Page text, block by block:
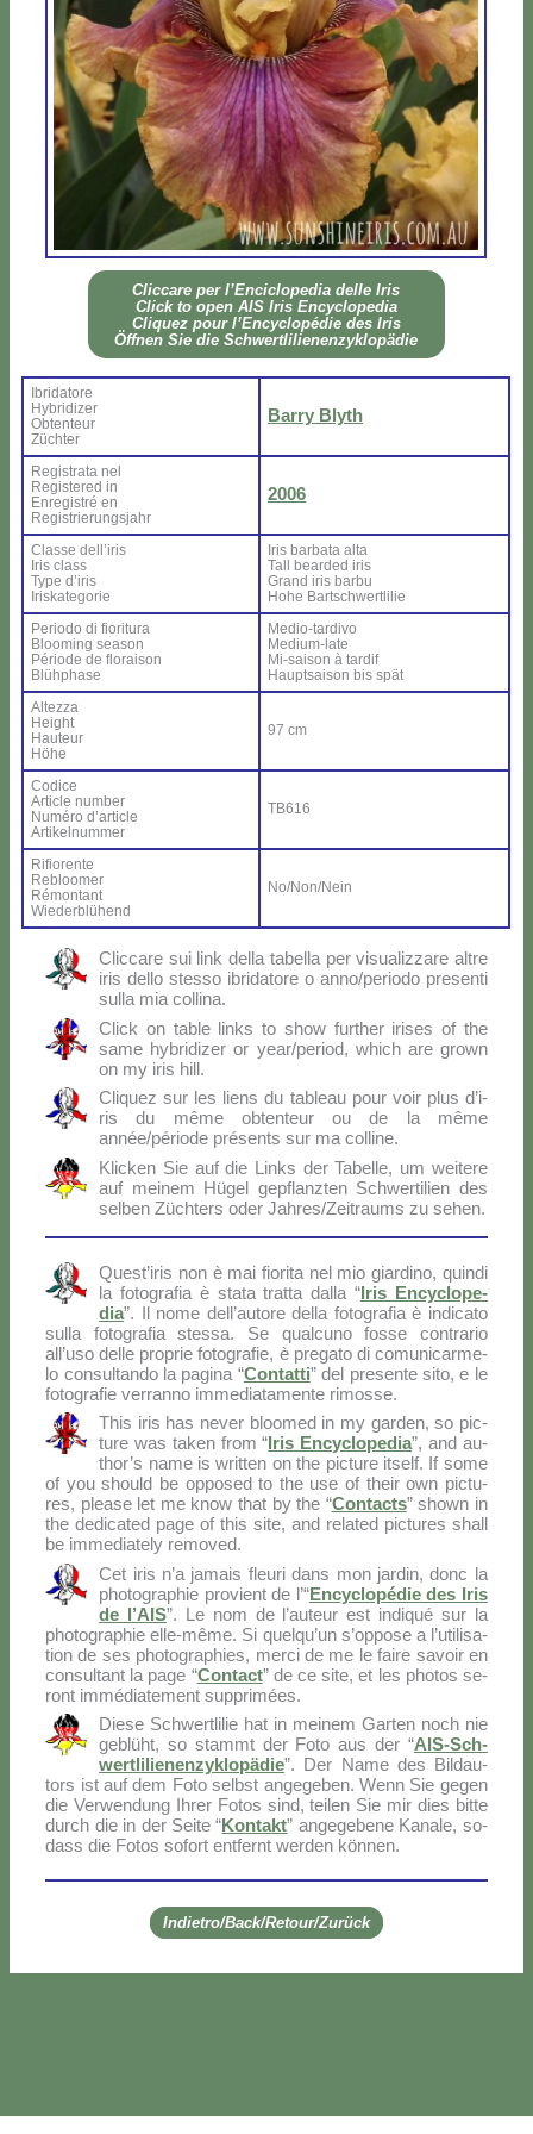
Clic­ca­re per l’En­ci­clo­pe­dia del­le Iris
Click to open AIS Iris En­cy­clo­pe­dia
Cli­quez pour l’En­cy­clo­pé­die des Iris
Öff­nen Sie die Sch­wer­tli­lie­nen­zy­klo­pä­die
Ibri­da­to­re
Hy­bri­di­zer
Ob­ten­teur
Zü­ch­ter
Bar­ry Blyth
Re­gi­stra­ta nel
Re­gi­ste­red in
En­re­gi­stré en
Re­gi­strie­rung­sjahr
2006
Clas­se del­l’i­ris
Iris class
Ty­pe d’i­ris
Iri­ska­te­go­rie
Iris bar­ba­ta al­ta
Tall bear­ded iris
Grand iris bar­bu
Ho­he Bar­ts­ch­wer­tli­lie
Pe­rio­do di fio­ri­tu­ra
Bloo­ming sea­son
Pé­rio­de de flo­rai­son
Blü­h­pha­se
Me­dio-tar­di­vo
Me­dium-la­te
Mi-sai­son à tar­dif
Haup­tsai­son bis spät
Al­tez­za
Height
Hau­teur
Hö­he
97 cm
Co­di­ce
Ar­ti­cle num­ber
Nu­mé­ro d’ar­ti­cle
Ar­ti­kel­num­mer
TB616
Ri­fio­ren­te
Re­bloo­mer
Ré­mon­tant
Wie­der­blü­hend
No/Non/Nein
Clic­ca­re sui link del­la ta­bel­la per vi­sua­liz­za­re al­tre
iris del­lo stes­so ibri­da­to­re o anno/periodo pre­sen­ti
sul­la mia col­li­na.
Click on ta­ble links to show fur­ther iri­ses of the
sa­me hy­bri­di­zer or year/period, which are gro­wn
on my iris hill.
Cli­quez sur les liens du ta­bleau pour voir plus d’i­
ris du mê­me ob­ten­teur ou de la mê­me
année/période pré­sen­ts sur ma col­li­ne.
Klic­ken Sie auf die Links der Ta­bel­le, um wei­te­re
auf mei­nem Hü­gel ge­p­flanz­ten Sch­wer­ti­lien des
sel­ben Zü­ch­ters oder Jahres/Zeitraums zu se­hen.
Que­st’i­ris non è mai fio­ri­ta nel mio giar­di­no, quin­di
la fo­to­gra­fia è sta­ta trat­ta dal­la “Iris En­cy­clo­pe­
dia”. Il no­me dell’autore del­la fo­to­gra­fia è in­di­ca­to
sul­la fo­to­gra­fia stes­sa. Se qual­cu­no fos­se con­tra­rio
all’uso del­le pro­prie fo­to­gra­fie, è pre­ga­to di co­mu­ni­car­me­
lo con­sul­tan­do la pa­gi­na “Con­tat­ti” del pre­sen­te si­to, e le
fo­to­gra­fie ver­ran­no im­me­dia­ta­men­te ri­mos­se.
This iris has ne­ver bloo­med in my gar­den, so pic­
tu­re was ta­ken from “Iris En­cy­clo­pe­dia”, and au­
tho­r’s na­me is writ­ten on the pic­tu­re itself. If so­me
of you should be op­po­sed to the use of their own pic­tu­
res, plea­se let me know that by the “Con­tac­ts” sho­wn in
the de­di­ca­ted pa­ge of this si­te, and re­la­ted pic­tu­res shall
be im­me­dia­te­ly re­mo­ved.
Cet iris n’a ja­mais fleu­ri dans mon jar­din, donc la
pho­to­gra­phie pro­vient de l’“En­cy­clo­pé­die des Iris
de l’AIS”. Le nom de l’au­teur est in­di­qué sur la
pho­to­gra­phie el­le-mê­me. Si quel­qu’un s’op­po­se a l’u­ti­li­sa­
tion de ses pho­to­gra­phies, mer­ci de me le fai­re sa­voir en
con­sul­tant la pa­ge “Con­tact” de ce si­te, et les pho­tos se­
ront im­mé­dia­te­ment sup­pri­mées.
Die­se Sch­wer­tli­lie hat in mei­nem Gar­ten noch nie
ge­blü­ht, so stammt der Fo­to aus der “AIS-Sch­
wer­tli­lie­nen­zy­klo­pä­die”. Der Na­me des Bil­dau­
tors ist auf dem Fo­to selb­st an­ge­ge­ben. Wenn Sie ge­gen
die Ver­wen­dung Ih­rer Fo­tos sind, tei­len Sie mir dies bit­te
durch die in der Sei­te “Kon­takt” an­ge­ge­be­ne Ka­na­le, so­
dass die Fo­tos so­fort ent­fernt wer­den kön­nen.
Indietro/Back/Retour/Zurück